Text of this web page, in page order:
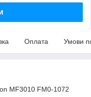
Оплата Умови
MF3010 FM0-1072